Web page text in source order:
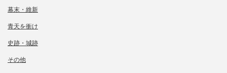
幕末・維新
青天を衝け
史跡・城跡
その他